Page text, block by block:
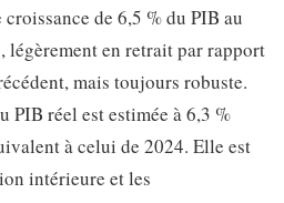
de 6,5 % du PIB au
légèrement en retrait par rapport
mais toujours robuste.
PIB réel est estimée à 6,3 %
à celui de 2024. Elle est
intérieure et les